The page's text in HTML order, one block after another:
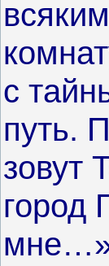
с
путь.
зовут
город